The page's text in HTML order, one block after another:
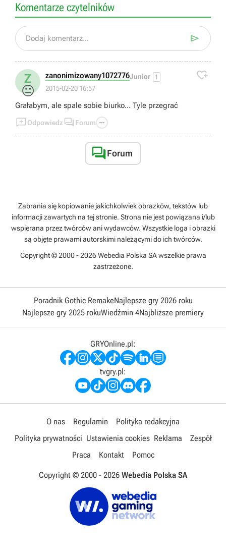
Komentarze czytelników
Dodaj komentarz... 
Z
😐
zanonimizowany1072776Junior 1
2015-02-20 16:57

Grałabym, ale spale sobie biurko... Tyle przegrać
Odpowiedz  Forum 
Forum
Zabrania się kopiowanie jakichkolwiek obrazków, tekstów lub
informacji zawartych na tej stronie. Strona nie jest powiązana i/lub
wspierana przez twórców ani wydawców. Wszystkie loga i obrazki
są objęte prawami autorskimi należącymi do ich twórców.
Copyright © 2000 - 2026 Webedia Polska SA wszelkie prawa
zastrzeżone.
Poradnik Gothic RemakeNajlepsze gry 2026 roku
Najlepsze gry 2025 rokuWiedźmin 4Najbliższe premiery
GRYOnline.pl:
tvgry.pl:
O nas Regulamin
Polityka redakcyjna
Polityka prywatności Ustawienia cookies Reklama
Zespół
Praca
Kontakt Pomoc
Copyright © 2000 - 2026 Webedia Polska SA